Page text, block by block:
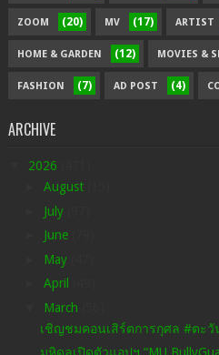
ZOOM (20) MV (17) ARTIST
HOME & GARDEN (12) MOVIES &
FASHION (7) AD POST (4)
ARCHIVE
2026
August
July
June
May
April
March
เชิญชมคอนเสิร์ตการกุศล #ตะ